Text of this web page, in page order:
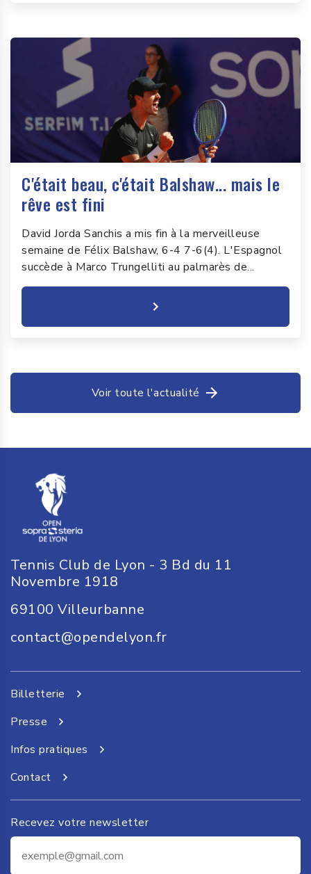
C'était beau, c'était Balshaw... mais le
rêve est fini
David Jorda Sanchis a mis fin à la merveilleuse
semaine de Félix Balshaw, 6-4 7-6(4). L'Espagnol
succède à Marco Trungelliti au palmarès de...
Voir toute l'actualité
Tennis Club de Lyon - 3 Bd du 11
Novembre 1918
69100 Villeurbanne
contact@opendelyon.fr
Billetterie
Presse
Infos pratiques
Contact
Recevez votre newsletter